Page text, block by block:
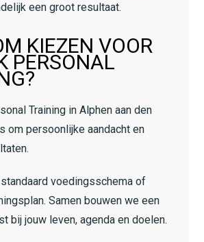
een groot resultaat.
KIEZEN VOOR
PERSONAL
Training in Alphen aan den
om persoonlijke aandacht en
voedingsschema of
Samen bouwen we een
bij jouw leven, agenda en doelen.